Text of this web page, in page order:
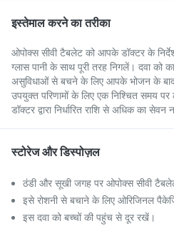
इस्तेमाल करने का तरीका
ओपोक्स सीवी टैबलेट को आपके डॉक्टर के
ग्लास पानी के साथ पूरी तरह निगलें। दवा को
असुविधाओं से बचने के लिए आपके भोजन के
उपयुक्त परिणामों के लिए एक निश्चित समय
डॉक्टर द्वारा निर्धारित राशि से अधिक का सेवन
स्टोरेज और डिस्पोज़ल
ठंडी और सूखी जगह पर ओपोक्स सीवी
इसे रोशनी से बचाने के लिए ओरिजिनल
इस दवा को बच्चों की पहुंच से दूर रखें।